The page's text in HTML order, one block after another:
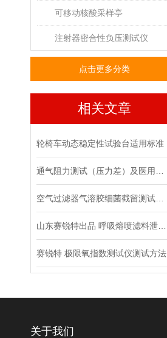
可移动核酸采样亭
注射器密合性负压测试仪
点击更多分类
相关文章
轮椅车动态稳定性试验台适用标准
赛锐特 极限氧指数测试仪测试方法
关于我们